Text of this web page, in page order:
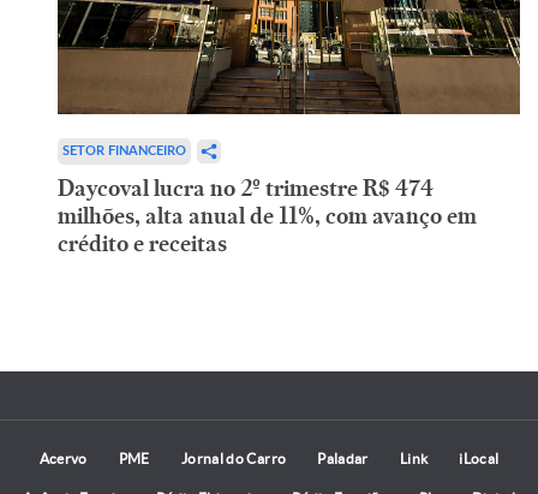
SETOR FINANCEIRO
Daycoval lucra no 2º trimestre R$ 474
milhões, alta anual de 11%, com avanço em
crédito e receitas
Acervo PME Jornal do Carro Paladar Link iLocal